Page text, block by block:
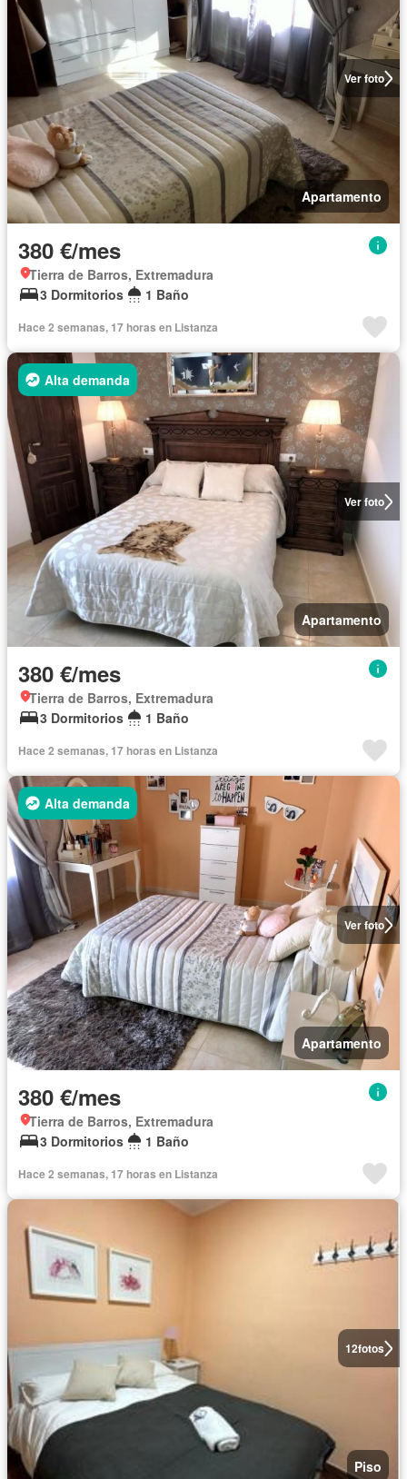
Ver foto
Apartamento
380 €/mes
Tierra de Barros, Extremadura
3 Dormitorios
1 Baño
Hace 2 semanas, 17 horas en Listanza
Ver foto
Alta demanda
Apartamento
380 €/mes
Tierra de Barros, Extremadura
3 Dormitorios
1 Baño
Hace 2 semanas, 17 horas en Listanza
Ver foto
Alta demanda
Apartamento
380 €/mes
Tierra de Barros, Extremadura
3 Dormitorios
1 Baño
Hace 2 semanas, 17 horas en Listanza
12fotos
Piso